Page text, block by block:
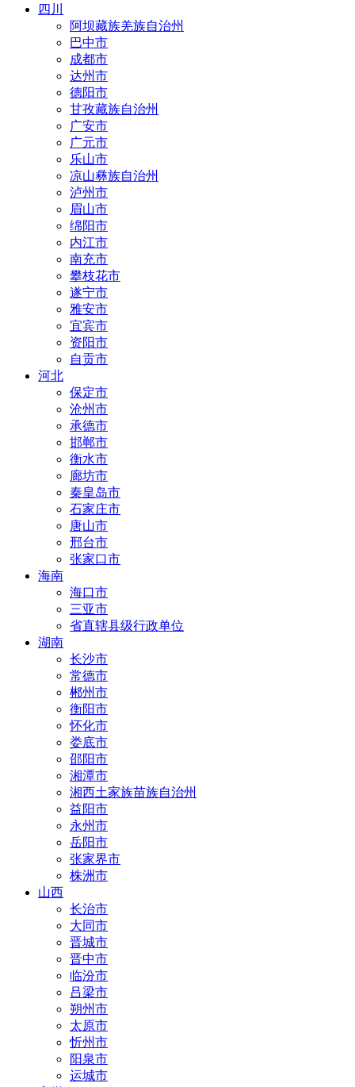
四川
阿坝藏族羌族自治州
巴中市
成都市
达州市
德阳市
甘孜藏族自治州
广安市
广元市
乐山市
凉山彝族自治州
泸州市
眉山市
绵阳市
内江市
南充市
攀枝花市
遂宁市
雅安市
宜宾市
资阳市
自贡市
河北
保定市
沧州市
承德市
邯郸市
衡水市
廊坊市
秦皇岛市
石家庄市
唐山市
邢台市
张家口市
海南
海口市
三亚市
省直辖县级行政单位
湖南
长沙市
常德市
郴州市
衡阳市
怀化市
娄底市
邵阳市
湘潭市
湘西土家族苗族自治州
益阳市
永州市
岳阳市
张家界市
株洲市
山西
长治市
大同市
晋城市
晋中市
临汾市
吕梁市
朔州市
太原市
忻州市
阳泉市
运城市